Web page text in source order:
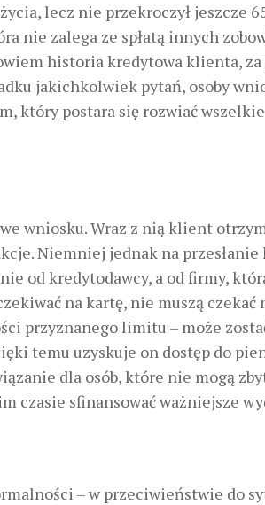
lecz nie przekroczył jeszcze
nie zalega ze spłatą innych
historia kredytowa klienta, za
jakichkolwiek pytań, osoby
który postara się rozwiać wszelkie
wniosku. Wraz z nią klient
Niemniej jednak na przesłanie
od kredytodawcy, a od firmy,
na kartę, nie muszą czekać
przyznanego limitu – może
temu uzyskuje on dostęp do
dla osób, które nie mogą
czasie sfinansować ważniejsze
– w przeciwieństwie do